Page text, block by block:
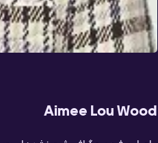
Aimee Lou Wood